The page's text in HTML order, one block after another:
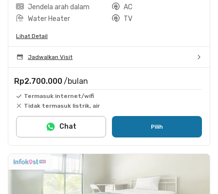
Jendela arah dalam
AC
Water Heater
TV
Lihat Detail
Jadwalkan Visit
Rp2.700.000 /bulan
Termasuk internet/wifi
Tidak termasuk listrik, air
Pilih
Chat